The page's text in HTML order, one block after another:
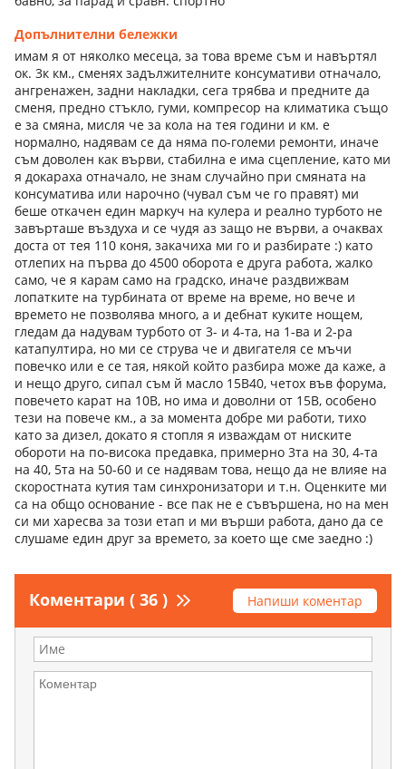
Допълнителни бележки
имам я от няколко месеца, за това време съм и навъртял
ок. 3к км., сменях задължителните консумативи отначало,
ангренажен, задни накладки, сега трябва и предните да
сменя, предно стъкло, гуми, компресор на климатика също
е за смяна, мисля че за кола на тея години и км. е
нормално, надявам се да няма по-големи ремонти, иначе
съм доволен как върви, стабилна е има сцепление, като ми
я докараха отначало, не знам случайно при смяната на
консуматива или нарочно (чувал съм че го правят) ми
беше откачен един маркуч на кулера и реално турбото не
завърташе въздуха и се чудя аз защо не върви, а очаквах
доста от тея 110 коня, закачиха ми го и разбирате :) като
отлепих на първа до 4500 оборота е друга работа, жалко
само, че я карам само на градско, иначе раздвижвам
лопатките на турбината от време на време, но вече и
времето не позволява много, а и дебнат куките нощем,
гледам да надувам турбото от 3- и 4-та, на 1-ва и 2-ра
катапултира, но ми се струва че и двигателя се мъчи
повечко или е се тая, някой който разбира може да каже, а
и нещо друго, сипал съм й масло 15В40, четох във форума,
повечето карат на 10В, но има и доволни от 15В, особено
тези на повече км., а за момента добре ми работи, тихо
като за дизел, докато я стопля я изваждам от ниските
обороти на по-висока предавка, примерно 3та на 30, 4-та
на 40, 5та на 50-60 и се надявам това, нещо да не влияе на
скоростната кутия там синхронизатори и т.н. Оценките ми
са на общо основание - все пак не е съвършена, но на мен
си ми харесва за този етап и ми върши работа, дано да се
слушаме един друг за времето, за което ще сме заедно :)
Коментари ( 36 ) Напиши коментар